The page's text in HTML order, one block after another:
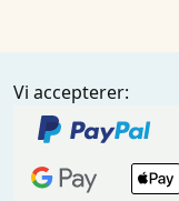
Vi accepterer: